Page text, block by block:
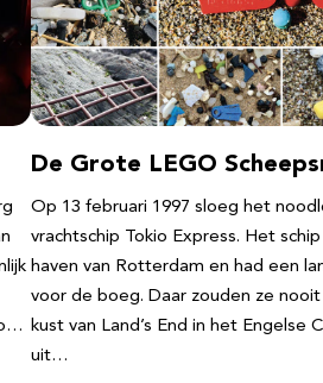
De Grote LEGO
Op 13 februari 1997 sloeg het
vrachtschip Tokio Express. Het
haven van Rotterdam en had een
voor de boeg. Daar zouden ze
kust van Land’s End in het Engelse
uit…